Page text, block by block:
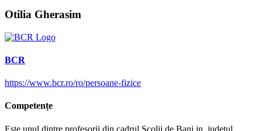
Otilia Gherasim
BCR
https://www.bcr.ro/ro/persoane-fizice
Competențe
Este unul dintre profesorii din cadrul Scolii de Bani in judetul